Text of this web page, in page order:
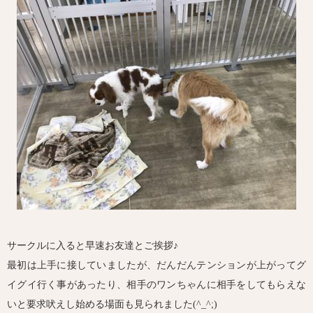
サークルに入ると早速お友達とご挨拶♪
最初は上手に接していましたが、だんだんテンションが上がってグ
イグイ行く事があったり、相手のワンちゃんに相手をしてもらえな
いと要求吠えし始める場面も見られました(^_^;)